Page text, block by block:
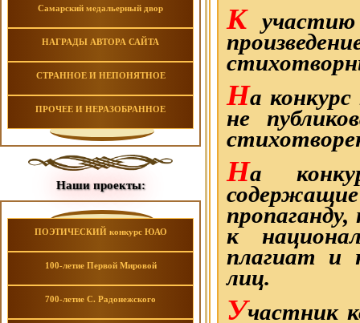
Самарский медальерный двор
НАГРАДЫ АВТОРА САЙТА
СТРАННОЕ И НЕПОНЯТНОЕ
ПРОЧЕЕ И НЕРАЗОБРАННОЕ
Наши проекты:
ПОЭТИЧЕСКИЙ конкурс ЮАО
100-летие Первой Мировой
700-летие С. Радонежского
К
На
не
На
содержащие
к
плагиат и
лиц.
Участник